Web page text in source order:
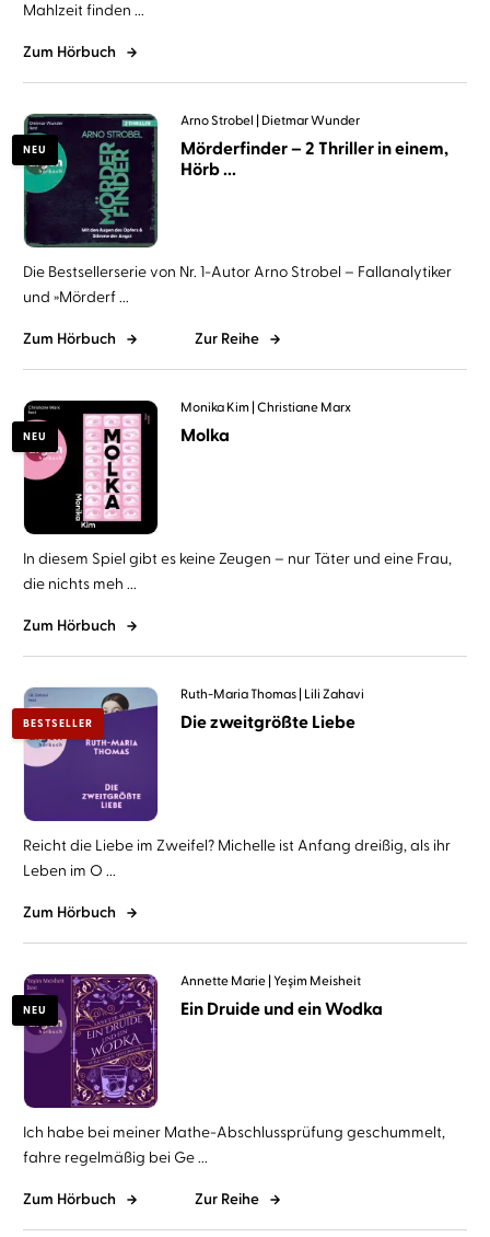
Mahlzeit finden ...
Zum Hörbuch
NEU
Arno Strobel Dietmar Wunder
Mörderfinder – 2 Thriller in einem,
Hörb ...
Die Bestsellerserie von Nr. 1-Autor Arno Strobel – Fallanalytiker
und »Mörderf ...
Zum Hörbuch Zur Reihe
NEU
Monika Kim Christiane Marx
Molka
In diesem Spiel gibt es keine Zeugen – nur Täter und eine Frau,
die nichts meh ...
Zum Hörbuch
BESTSELLER
Ruth-Maria Thomas Lili Zahavi
Die zweitgrößte Liebe
Reicht die Liebe im Zweifel? Michelle ist Anfang dreißig, als ihr
Leben im O ...
Zum Hörbuch
NEU
Annette Marie Yeşim Meisheit
Ein Druide und ein Wodka
Ich habe bei meiner Mathe-Abschlussprüfung geschummelt,
fahre regelmäßig bei Ge ...
Zum Hörbuch Zur Reihe